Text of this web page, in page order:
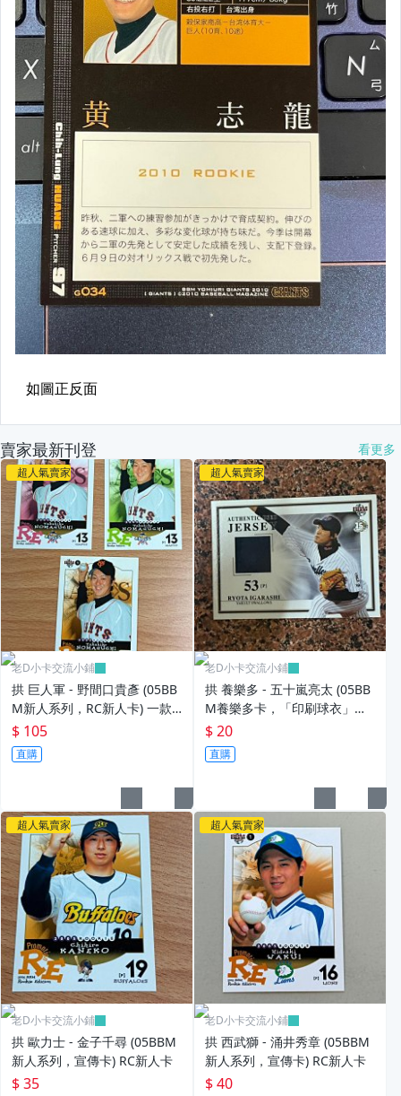
賣家最新刊登 看更多
超人氣賣家
老D小卡交流小鋪
拱 巨人軍 - 野間口貴彥 (05BB
M新人系列，RC新人卡) 一款3
式 3張一起賣
$ 105
直購
超人氣賣家
老D小卡交流小鋪
拱 養樂多 - 五十嵐亮太 (05BB
M養樂多卡，「印刷球衣」宣
傳卡)
$ 20
直購
超人氣賣家
老D小卡交流小鋪
拱 歐力士 - 金子千尋 (05BBM
新人系列，宣傳卡) RC新人卡
$ 35
超人氣賣家
老D小卡交流小鋪
拱 西武獅 - 涌井秀章 (05BBM
新人系列，宣傳卡) RC新人卡
$ 40